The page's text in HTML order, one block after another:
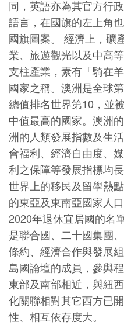
同，英語亦為其官方行
語言，在國旗的左上角
國旗圖案。 經濟上，礦
業、旅遊觀光以及中高
支柱產業，素有「騎在
國家之稱。澳洲是全球
總值排名世界第10，並
中值最高的國家。澳洲
洲的人類發展指數及生
會福利、經濟自由度、
利之保障等發展指標均
世界上的移民及留學熱
的東亞及東南亞國家人
2020年退休宜居國的名
是聯合國、二十國集團
條約、經濟合作與發展
島國論壇的成員，參與
東部及南部相近，與紐
化關聯相對其它西方已
性、相互依存度大。